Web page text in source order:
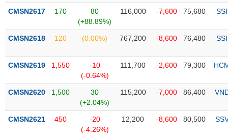
được
quỹ
mục
ETF
Cổ
chi
tiết
CMSN2617 170
80
(+88.89%)
116,000 -7,600 75,680 SSI
CMSN2618 120 (0.00%) 767,200 -8,600 76,480 SSI
CMSN2619 1,550
-10
(-0.64%)
111,700 -2,600 79,300
CMSN2620 1,500
30
(+2.04%)
115,200 -7,000 86,400
CMSN2621 450
-20
(-4.26%)
12,200 -8,600 80,500
DỮ
MỚI
Ngành
(-)